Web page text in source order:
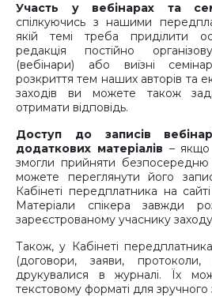
Участь у вебінарах та
спілкуючись з нашими
якій темі треба приділити
редакція постійно
(вебінари) або виїзні
розкриття тем наших авторів та
заходів ви можете також
отримати відповідь.
Доступ до записів
додаткових матеріалів – якщо
змогли прийняти безпосередню
можете переглянути його
Кабінеті передплатника на сайті
Матеріали спікера завжди
зареєстрованому учаснику
Також, у Кабінеті
(договори, заяви,
друкувалися в журналі. Їх
текстовому форматі для зручного